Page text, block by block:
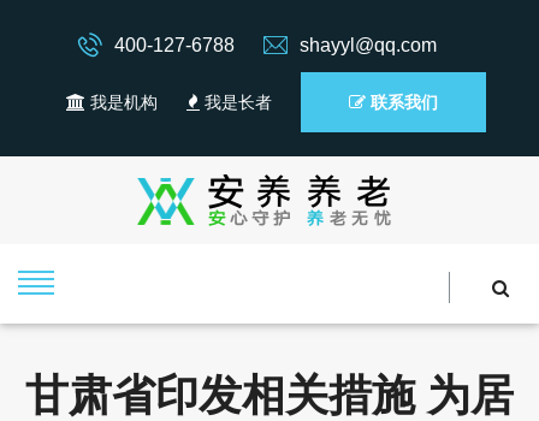
400-127-6788 shayyl@qq.com
我是机构 我是长者 联系我们
甘肃省印发相关措施 为居